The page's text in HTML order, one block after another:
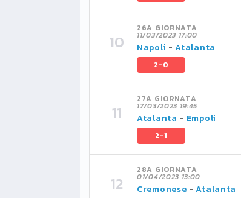
26A GIORNATA
11/03/2023 17:00
Napoli -Atalanta
2-0
27A GIORNATA
17/03/2023 19:45
Atalanta - Empoli
2-1
28A GIORNATA
01/04/2023 13:00
Cremonese -Atalanta